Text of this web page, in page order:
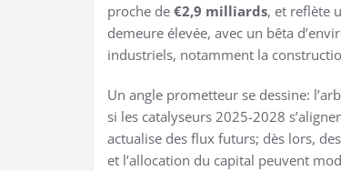
proche de €2,9 milliards, et reflète
demeure élevée, avec un bêta
industriels, notamment la
Un angle prometteur se dessine:
si les catalyseurs 2025-2028
actualise des flux futurs; dès lors,
et l’allocation du capital peuvent